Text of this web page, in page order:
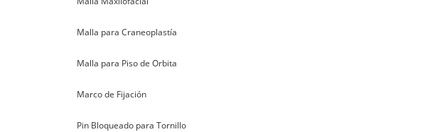
Malla para Craneoplastía
Malla para Piso de Orbita
Marco de Fijación
Pin Bloqueado para Tornillo